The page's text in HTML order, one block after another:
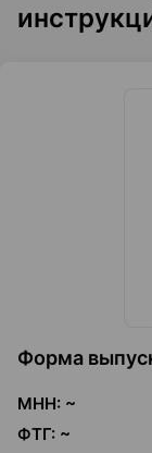
Форма
МНН: ~
ФТГ: ~